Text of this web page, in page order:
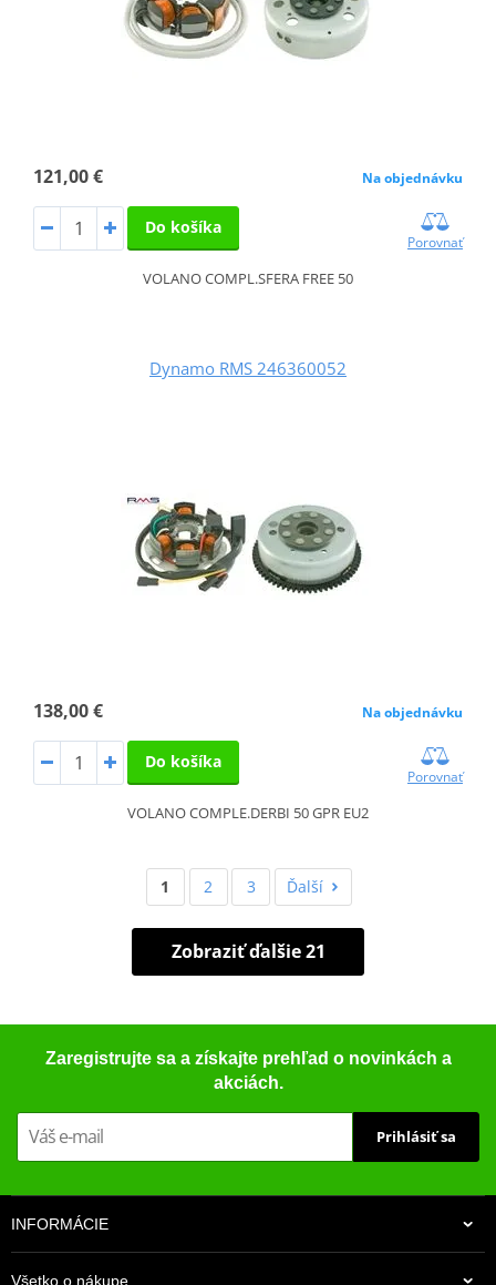
121,00 € Na objednávku
Do košíka
Porovnať
VOLANO COMPL.SFERA FREE 50
Dynamo RMS 246360052
138,00 € Na objednávku
Do košíka
Porovnať
VOLANO COMPLE.DERBI 50 GPR EU2
1 2 3 Ďalší
Zobraziť ďalšie 21
Zaregistrujte sa a získajte prehľad o novinkách a
akciách.
Prihlásiť sa
INFORMÁCIE
Všetko o nákupe